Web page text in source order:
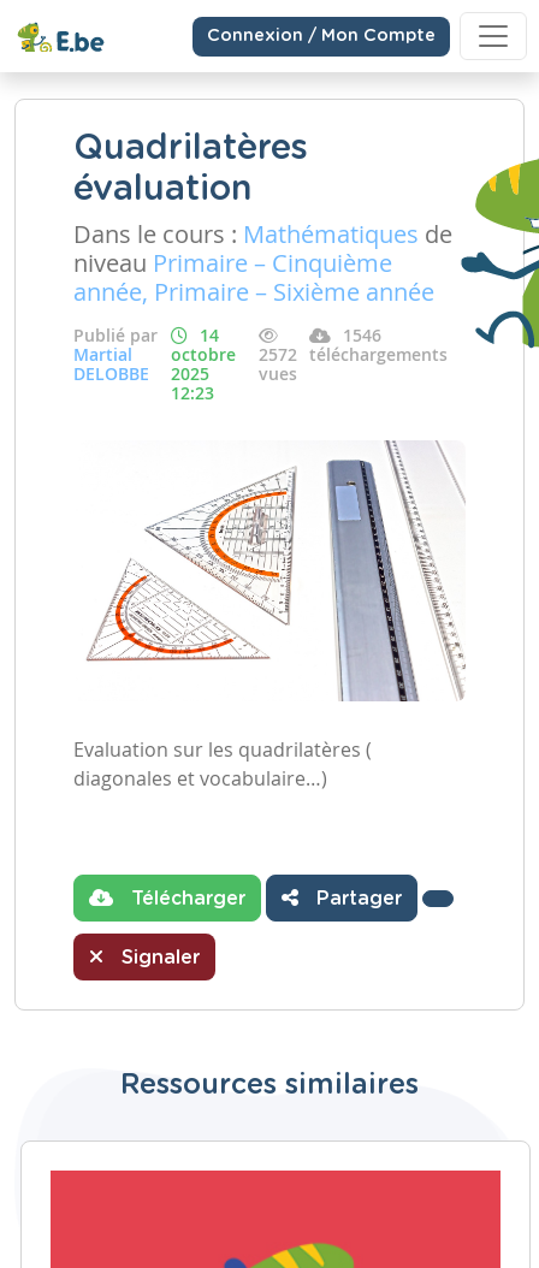
Connexion / Mon Compte
Quadrilatères
évaluation
Dans le cours : Mathématiques de
niveau Primaire – Cinquième
année, Primaire – Sixième année
Publié par
Martial
DELOBBE
14
octobre
2025
12:23
2572
vues
1546
téléchargements
Evaluation sur les quadrilatères (
diagonales et vocabulaire…)
Télécharger Partager
Signaler
Ressources similaires